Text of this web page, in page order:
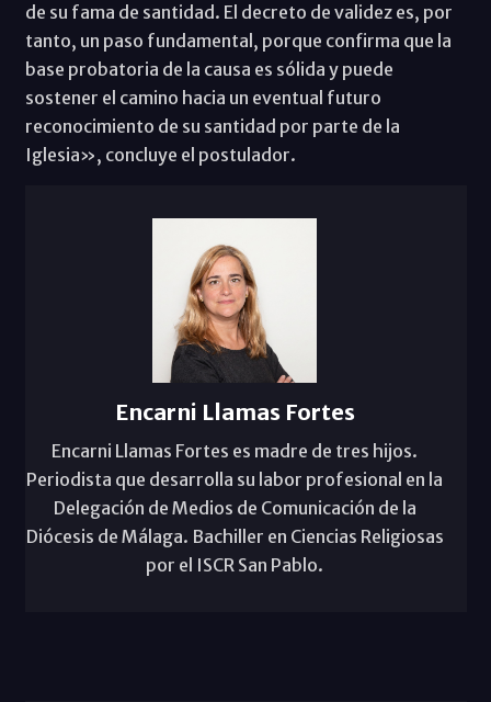
de su fama de santidad. El decreto de validez es, por
tanto, un paso fundamental, porque confirma que la
base probatoria de la causa es sólida y puede
sostener el camino hacia un eventual futuro
reconocimiento de su santidad por parte de la
Iglesia», concluye el postulador.
Encarni Llamas Fortes
Encarni Llamas Fortes es madre de tres hijos.
Periodista que desarrolla su labor profesional en la
Delegación de Medios de Comunicación de la
Diócesis de Málaga. Bachiller en Ciencias Religiosas
por el ISCR San Pablo.